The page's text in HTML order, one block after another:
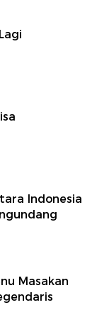
Indonesia
Masakan